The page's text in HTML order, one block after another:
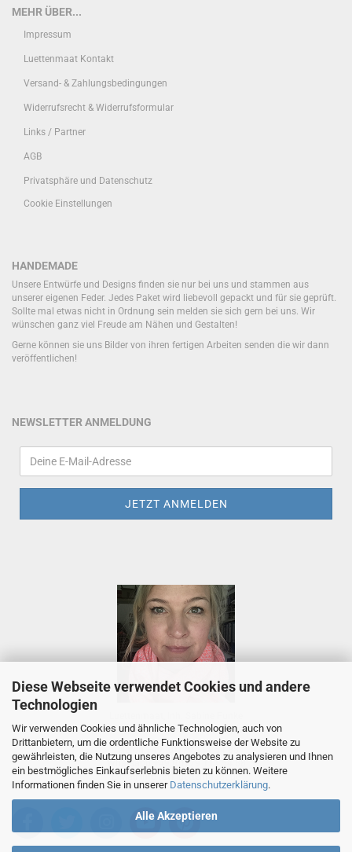
Diese Webseite verwendet Cookies und andere
Technologien
Wir verwenden Cookies und ähnliche Technologien, auch von
Drittanbietern, um die ordentliche Funktionsweise der Website zu
gewährleisten, die Nutzung unseres Angebotes zu analysieren und Ihnen
ein bestmögliches Einkaufserlebnis bieten zu können. Weitere
Informationen finden Sie in unserer Datenschutzerklärung.
Alle Akzeptieren
MEHR ÜBER...
Impressum
Luettenmaat Kontakt
Versand- & Zahlungsbedingungen
Widerrufsrecht & Widerrufsformular
Links / Partner
AGB
Privatsphäre und Datenschutz
Cookie Einstellungen
HANDEMADE
Unsere Entwürfe und Designs finden sie nur bei uns und stammen aus
unserer eigenen Feder. Jedes Paket wird liebevoll gepackt und für sie geprüft.
Sollte mal etwas nicht in Ordnung sein melden sie sich gern bei uns. Wir
wünschen ganz viel Freude am Nähen und Gestalten!
Gerne können sie uns Bilder von ihren fertigen Arbeiten senden die wir dann
veröffentlichen!
NEWSLETTER ANMELDUNG
Tietjenstr. 2, 26655 Westerstede
Telefon +49 (0)179 111 54 88
Whatsapp +49 (0)179 111 54 88
E-Mailinfo (at) luettenmaat.de